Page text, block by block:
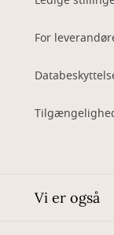
For
Vi er også